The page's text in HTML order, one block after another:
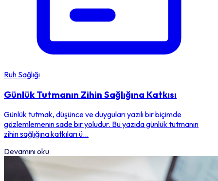
Ruh Sağlığı
Günlük Tutmanın Zihin Sağlığına Katkısı
Günlük tutmak, düşünce ve duyguları yazılı bir biçimde
gözlemlemenin sade bir yoludur. Bu yazıda günlük tutmanın
zihin sağlığına katkıları ü...
Devamını oku